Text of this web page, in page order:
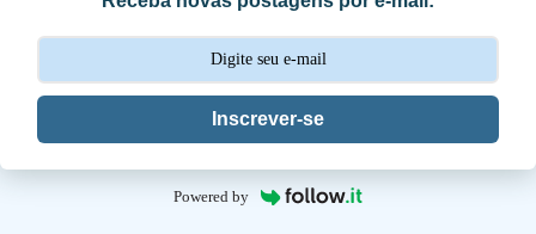
s
Inscrever-se
Powered by